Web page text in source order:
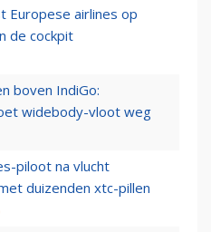
Europese airlines op
de cockpit
boven IndiGo:
widebody-vloot weg
piloot na vlucht
duizenden xtc-pillen